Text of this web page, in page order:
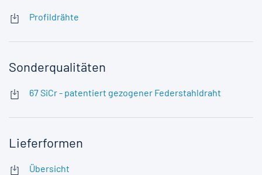
Profildrähte
Sonderqualitäten
67 SiCr - patentiert gezogener Federstahldraht
Lieferformen
Übersicht